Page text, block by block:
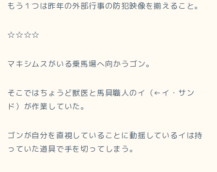
もう１つは昨年の外部行事の防犯映像を揃えること。
☆☆☆☆
マキシムスがいる乗馬場へ向かうゴン。
そこではちょうど獣医と馬具職人のイ（←イ・サン
ド）が作業していた。
ゴンが自分を直視していることに動揺しているイは持
っていた道具で手を切ってしまう。